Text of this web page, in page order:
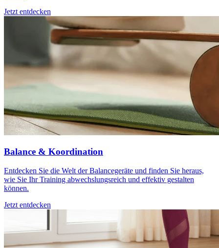
Jetzt entdecken
Balance & Koordination
Entdecken Sie die Welt der Balancegeräte und finden Sie heraus,
wie Sie Ihr Training abwechslungsreich und effektiv gestalten
können.
Jetzt entdecken